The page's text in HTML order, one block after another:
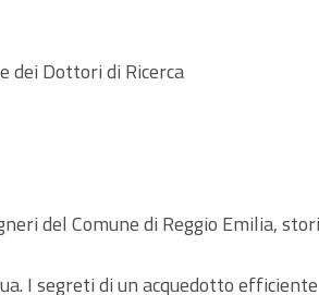
dei Dottori di Ricerca
del Comune di Reggio Emilia,
I segreti di un acquedotto efficiente